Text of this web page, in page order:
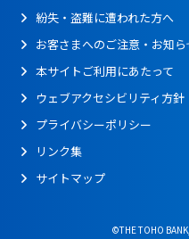
紛失・盗難に遭われた方へ
お客さまへのご注意・お知ら
本サイトご利用にあたって
ウェブアクセシビリティ方針
プライバシーポリシー
リンク集
サイトマップ
©THE TOHO